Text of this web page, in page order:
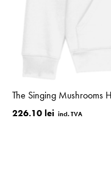
The Singing Mushrooms
226.10 lei